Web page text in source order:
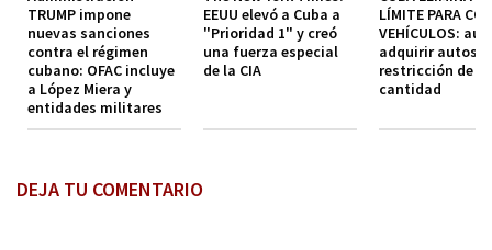
TRUMP impone
nuevas sanciones
contra el régimen
cubano: OFAC incluye
a López Miera y
entidades militares
EEUU elevó a Cuba a
"Prioridad 1" y creó
una fuerza especial
de la CIA
LÍMITE PARA
VEHÍCULOS:
adquirir autos
restricción de
cantidad
DEJA TU COMENTARIO